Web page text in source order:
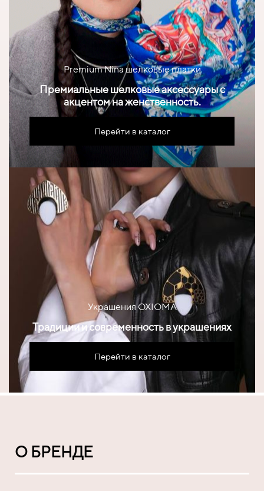
Premium Nina шелковые платки
Премиальные шелковые аксессуары с
акцентом на женственность.
Перейти в каталог
Украшения OXIOMA
Традиции и современность в украшениях
Перейти в каталог
О БРЕНДЕ